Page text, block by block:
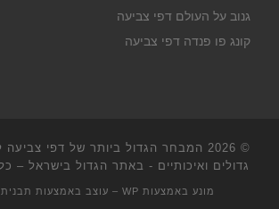
גנוב על העולם דפי צביעה
קונג פו פנדה דפי צביעה
© 2026
המבחר הגדול ביותר של דפי צביעה
גדולים ואיכותיים - באתר הגדול בישראל –
מונע באמצעות WP – עוצב באמצעות תבנית Customizr